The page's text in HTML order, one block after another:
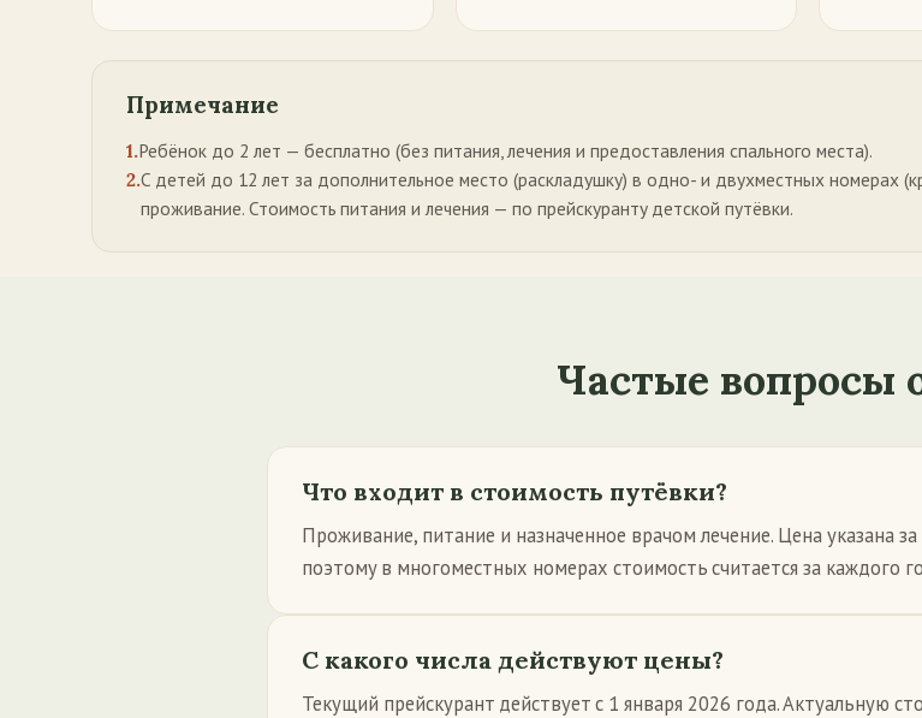
Примечание
1.Ребёнок до 2 лет — бесплатно (без питания, лечения и предоставления спального места).
2.С детей до 12 лет за дополнительное место (раскладушку) в одно- и двухместных номерах
проживание. Стоимость питания и лечения — по прейскуранту детской путёвки.
Частые вопросы
Что входит в стоимость путёвки?
Проживание, питание и назначенное врачом лечение. Цена указана
поэтому в многоместных номерах стоимость считается за каждого
С какого числа действуют цены?
Текущий прейскурант действует с 1 января 2026 года. Актуальную